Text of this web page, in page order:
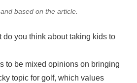
based on the article.
do you think about taking kids to
to be mixed opinions on bringing
topic for golf, which values